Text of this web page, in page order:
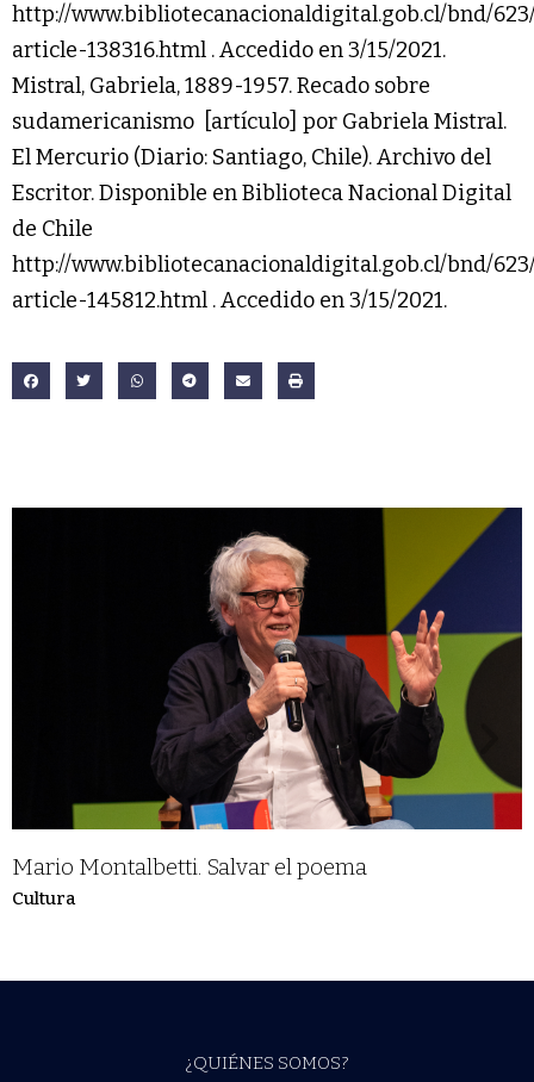
http://www.bibliotecanacionaldigital.gob.cl/bnd/
article-138316.html . Accedido en 3/15/2021.
Mistral, Gabriela, 1889-1957. Recado sobre
sudamericanismo [artículo] por Gabriela Mistral.
El Mercurio (Diario: Santiago, Chile). Archivo del
Escritor. Disponible en Biblioteca Nacional Digital
de Chile
http://www.bibliotecanacionaldigital.gob.cl/bnd/
article-145812.html . Accedido en 3/15/2021.
Mario Montalbetti. Salvar el poema
Cultura
¿QUIÉNES SOMOS?